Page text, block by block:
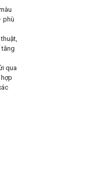
phù
tăng
qua